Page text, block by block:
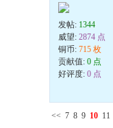
发帖: 1344
威望: 2874 点
铜币: 715 枚
贡献值: 0 点
好评度: 0 点
<< 7 8 9 10 11